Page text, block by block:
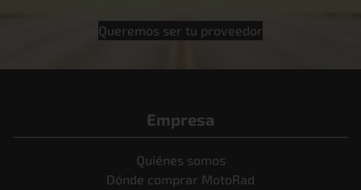
Queremos ser tu proveedor
Empresa
Quiénes somos
Dónde comprar MotoRad